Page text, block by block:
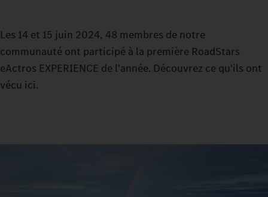
Les 14 et 15 juin 2024, 48 membres de notre
communauté ont participé à la première RoadStars
eActros EXPERIENCE de l'année. Découvrez ce qu'ils ont
vécu ici.